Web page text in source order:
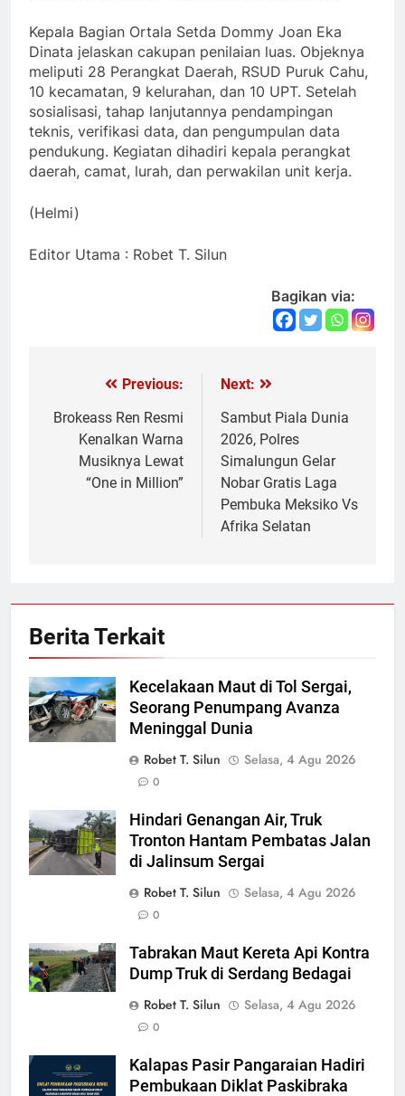
Kepala Bagian Ortala Setda Dommy Joan Eka
Dinata jelaskan cakupan penilaian luas. Objeknya
meliputi 28 Perangkat Daerah, RSUD Puruk Cahu,
10 kecamatan, 9 kelurahan, dan 10 UPT. Setelah
sosialisasi, tahap lanjutannya pendampingan
teknis, verifikasi data, dan pengumpulan data
pendukung. Kegiatan dihadiri kepala perangkat
daerah, camat, lurah, dan perwakilan unit kerja.
(Helmi)
Editor Utama : Robet T. Silun
Bagikan via:
Navigasi
pos
Previous:
Brokeass Ren Resmi
Kenalkan Warna
Musiknya Lewat
“One in Million”
Next:
Sambut Piala Dunia
2026, Polres
Simalungun Gelar
Nobar Gratis Laga
Pembuka Meksiko Vs
Afrika Selatan
Berita Terkait
Kecelakaan Maut di Tol Sergai,
Seorang Penumpang Avanza
Meninggal Dunia
Robet T. Silun
Selasa, 4 Agu 2026
0
Hindari Genangan Air, Truk
Tronton Hantam Pembatas Jalan
di Jalinsum Sergai
Robet T. Silun
Selasa, 4 Agu 2026
0
Tabrakan Maut Kereta Api Kontra
Dump Truk di Serdang Bedagai
Robet T. Silun
Selasa, 4 Agu 2026
0
Kalapas Pasir Pangaraian Hadiri
Pembukaan Diklat Paskibraka